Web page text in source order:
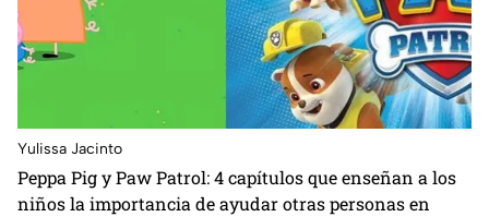
Yulissa Jacinto
Peppa Pig y Paw Patrol: 4 capítulos que enseñan a los
niños la importancia de ayudar otras personas en